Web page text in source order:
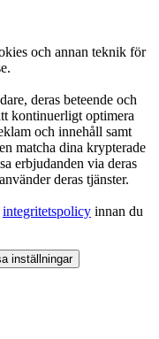
och annan teknik för
deras beteende och
kontinuerligt optimera
och innehåll samt
matcha dina krypterade
erbjudanden via deras
deras tjänster.
integritetspolicy innan du
inställningar